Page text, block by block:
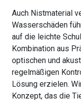
Auch Nistmaterial
Wasserschäden
auf die leichte
Kombination aus
optischen und
regelmäßigen
Lösung erzielen.
Konzept, das die